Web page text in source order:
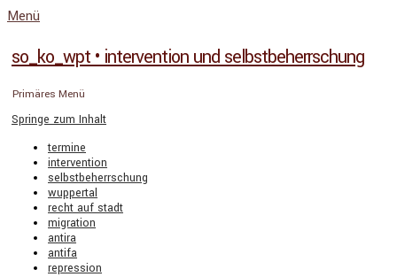
Menü
so_ko_wpt • intervention und selbstbeherrschung
Primäres Menü
Springe zum Inhalt
termine
intervention
selbstbeherrschung
wuppertal
recht auf stadt
migration
antira
antifa
repression